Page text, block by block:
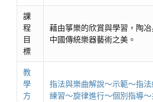
課
程
目
標
藉由箏樂的欣賞與學習，陶
中國傳統樂器藝術之美。
教
學
方
指法與樂曲解說～示範～指
練習～旋律進行～個別指導～